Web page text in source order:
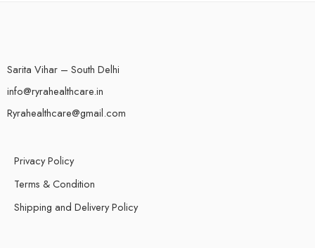
Sarita Vihar – South Delhi
info@ryrahealthcare.in
Ryrahealthcare@gmail.com
Privacy Policy
Terms & Condition
Shipping and Delivery Policy